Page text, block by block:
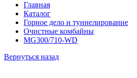
Главная
Каталог
Горное дело и туннелирование
Очистные комбайны
MG300/710-WD
Вернуться назад